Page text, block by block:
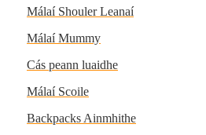
Málaí Shouler Leanaí
Málaí Mummy
Cás peann luaidhe
Málaí Scoile
Backpacks Ainmhithe